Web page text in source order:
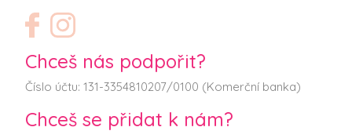
Chceš nás podpořit?
Číslo účtu: 131-3354810207/0100 (Komerční banka)
Chceš se přidat k nám?